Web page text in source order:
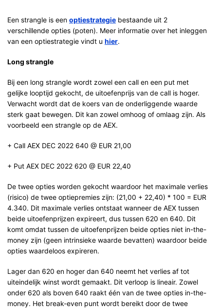
Een strangle is een optiestrategie bestaande uit 2
verschillende opties (poten). Meer informatie over het inleggen
van een optiestrategie vindt u hier.
Long strangle
Bij een long strangle wordt zowel een call en een put met
gelijke looptijd gekocht, de uitoefenprijs van de call is hoger.
Verwacht wordt dat de koers van de onderliggende waarde
sterk gaat bewegen. Dit kan zowel omhoog of omlaag zijn. Als
voorbeeld een strangle op de AEX.
+ Call AEX DEC 2022 640 @ EUR 21,00
+ Put AEX DEC 2022 620 @ EUR 22,40
De twee opties worden gekocht waardoor het maximale verlies
(risico) de twee optiepremies zijn: (21,00 + 22,40) * 100 = EUR
4.340. Dit maximale verlies ontstaat wanneer de AEX tussen
beide uitoefenprijzen expireert, dus tussen 620 en 640. Dit
komt omdat tussen de uitoefenprijzen beide opties niet in-the-
money zijn (geen intrinsieke waarde bevatten) waardoor beide
opties waardeloos expireren.
Lager dan 620 en hoger dan 640 neemt het verlies af tot
uiteindelijk winst wordt gemaakt. Dit verloop is lineair. Zowel
onder 620 als boven 640 raakt één van de twee opties in-the-
money. Het break-even punt wordt bereikt door de twee